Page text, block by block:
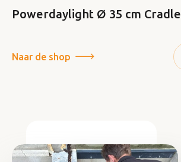
Powerdaylight Ø 35 cm Cradle
Naar de shop